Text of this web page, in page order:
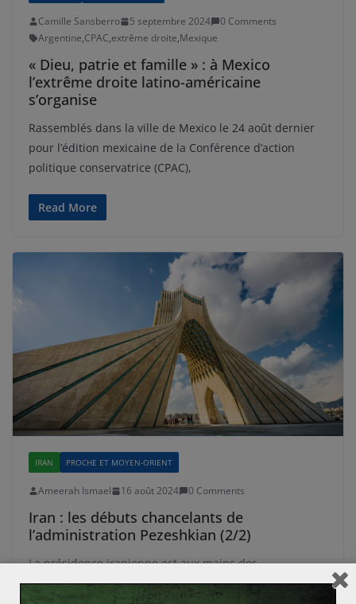
Camille Sansberro 5 septembre 2024
0 Comments
Argentine,CPAC,extrême droite,Mexique
« Dieu, patrie et famille » : à Mexico
l’extrême droite latino-américaine
s’organise
Rassemblés dans la ville de Mexico le 24 août dernier
pour l’édition mexicaine de la Conférence d’action
politique conservatrice (CPAC),
Read More
IRAN PROCHE ET MOYEN-ORIENT
Ameerah Ismael 16 août 2024 0 Comments
Iran : les débuts chancelants de
l’administration Pezeshkian (2/2)
La présidence iranienne est aux mains des
réformateurs pour la première fois depuis deux